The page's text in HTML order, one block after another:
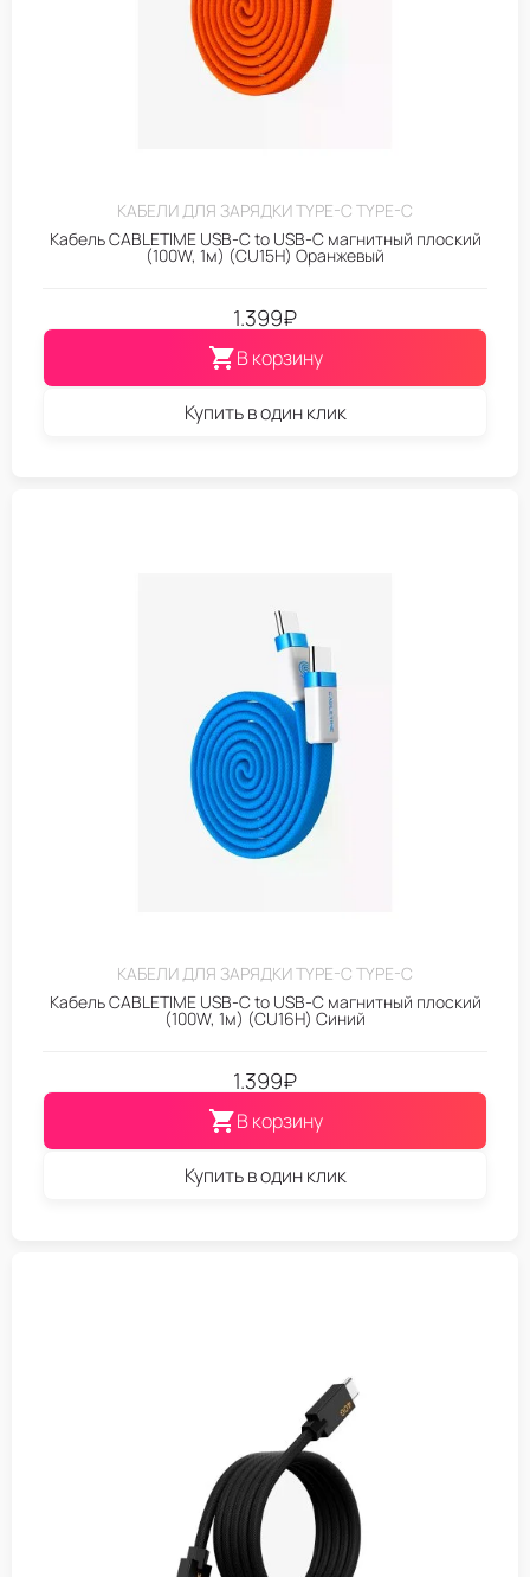
КАБЕЛИ ДЛЯ ЗАРЯДКИ TYPE-C TYPE-C
Кабель CABLETIME USB‑C to USB‑C магнитный плоский
(100W, 1м) (CU15H) Оранжевый
1.399₽
В корзину
Купить в один клик
КАБЕЛИ ДЛЯ ЗАРЯДКИ TYPE-C TYPE-C
Кабель CABLETIME USB‑C to USB‑C магнитный плоский
(100W, 1м) (CU16H) Синий
1.399₽
В корзину
Купить в один клик